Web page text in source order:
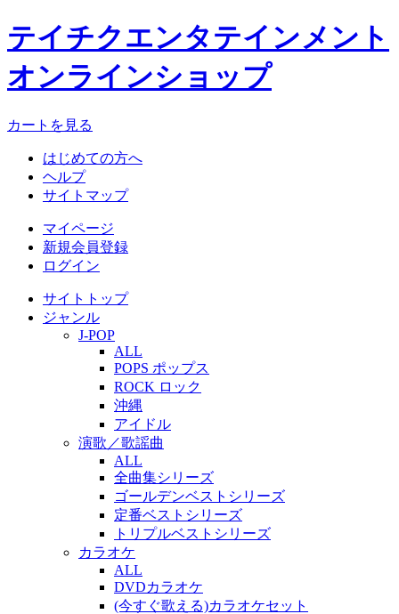
テイチクエンタテインメント
オンラインショップ
カートを見る
はじめての方へ
ヘルプ
サイトマップ
マイページ
新規会員登録
ログイン
サイトトップ
ジャンル
J-POP
ALL
POPS ポップス
ROCK ロック
沖縄
アイドル
演歌／歌謡曲
ALL
全曲集シリーズ
ゴールデンベストシリーズ
定番ベストシリーズ
トリプルベストシリーズ
カラオケ
ALL
DVDカラオケ
(今すぐ歌える)カラオケセット